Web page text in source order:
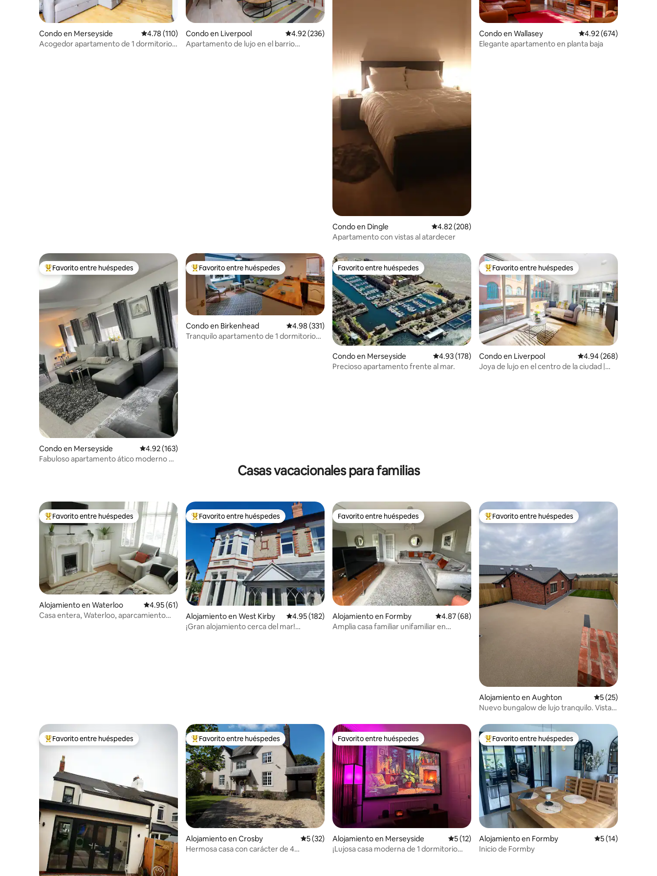
Condo en Merseyside Calificación promedio: 4.78 de 5, 110 reseñas
4.78 (110)
Acogedor apartamento de 1 dormitorio |
Condo en Liverpool Calificación promedio: 4.92 de 5, 236 reseñas
4.92 (236)
Apartamento de lujo en el barrio
Condo en Dingle Calificación promedio: 4.82 de 5, 208 reseñas
4.82 (208)
Apartamento con vistas al atardecer
Condo en Wallasey Calificación promedio:
4.92 (674)
Elegante apartamento en planta baja
Favorito entre huéspedes preferido
Favorito entre huéspedes
Condo en Merseyside Calificación promedio: 4.92 de 5, 163 reseñas
4.92 (163)
Fabuloso apartamento ático moderno de
Favorito entre huéspedes preferido
Favorito entre huéspedes
Condo en Birkenhead Calificación promedio: 4.98 de 5, 331 reseñas
4.98 (331)
Tranquilo apartamento de 1 dormitorio
Favorito entre huéspedes
Favorito entre huéspedes
Condo en Merseyside Calificación promedio: 4.93 de 5, 178 reseñas
4.93 (178)
Precioso apartamento frente al mar.
Favorito entre huéspedes preferido
Favorito entre huéspedes
Condo en Liverpool Calificación promedio:
4.94 (268)
Joya de lujo en el centro de la ciudad |
Casas vacacionales para familias
Favorito entre huéspedes preferido
Favorito entre huéspedes
Alojamiento en Waterloo Calificación promedio: 4.95 de 5, 61 reseñas
4.95 (61)
Casa entera, Waterloo, aparcamiento
Favorito entre huéspedes preferido
Favorito entre huéspedes
Alojamiento en West Kirby Calificación promedio: 4.95 de 5, 182 reseñas
4.95 (182)
¡Gran alojamiento cerca del mar!
Favorito entre huéspedes
Favorito entre huéspedes
Alojamiento en Formby Calificación promedio: 4.87 de 5, 68 reseñas
4.87 (68)
Amplia casa familiar unifamiliar en
Favorito entre huéspedes preferido
Favorito entre huéspedes
Alojamiento en Aughton Calificación
5 (25)
Nuevo bungalow de lujo tranquilo. Vista
Favorito entre huéspedes preferido
Favorito entre huéspedes Favorito entre huéspedes preferido
Favorito entre huéspedes
Alojamiento en Crosby Calificación promedio: 5 de 5, 32 reseñas
5 (32)
Hermosa casa con carácter de 4
Favorito entre huéspedes
Favorito entre huéspedes
Alojamiento en Merseyside Calificación promedio: 5 de 5, 12 reseñas
5 (12)
¡Lujosa casa moderna de 1 dormitorio
Favorito entre huéspedes preferido
Favorito entre huéspedes
Alojamiento en Formby Calificación
5 (14)
Inicio de Formby